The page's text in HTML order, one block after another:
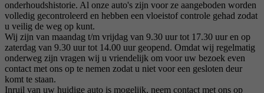
onderhoudshistorie. Al onze auto's zijn voor ze aangeboden worden
volledig gecontroleerd en hebben een vloeistof controle gehad zodat
u veilig de weg op kunt.
Wij zijn van maandag t/m vrijdag van 9.30 uur tot 17.30 uur en op
zaterdag van 9.30 uur tot 14.00 uur geopend. Omdat wij regelmatig
onderweg zijn vragen wij u vriendelijk om voor uw bezoek even
contact met ons op te nemen zodat u niet voor een gesloten deur
komt te staan.
Inruil van uw huidige auto is mogelijk, neem contact met ons op